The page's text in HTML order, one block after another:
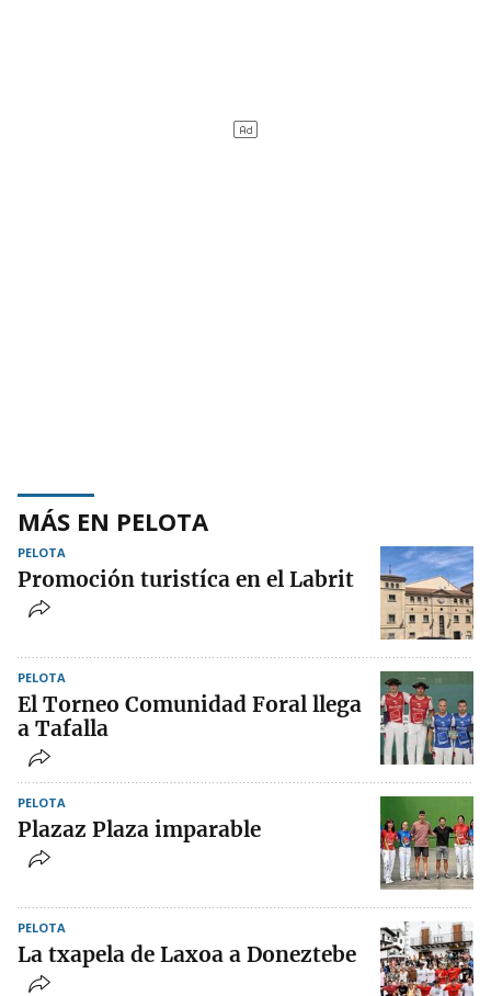
MÁS EN PELOTA
PELOTA
Promoción turistíca en el Labrit
PELOTA
El Torneo Comunidad Foral llega
a Tafalla
PELOTA
Plazaz Plaza imparable
PELOTA
La txapela de Laxoa a Doneztebe